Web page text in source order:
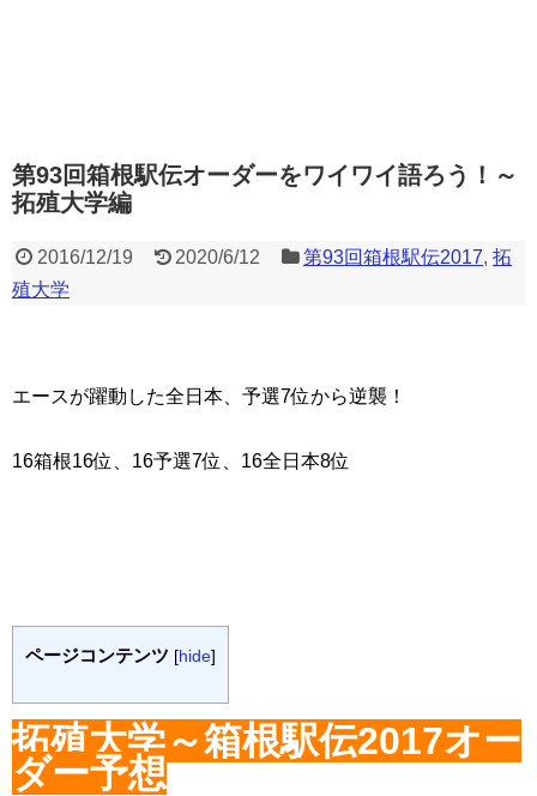
第93回箱根駅伝オーダーをワイワイ語ろう！～
拓殖大学編
2016/12/19 2020/6/12 第93回箱根駅伝2017,拓
殖大学
エースが躍動した全日本、予選7位から逆襲！
16箱根16位、16予選7位、16全日本8位
ページコンテンツ [hide]
拓殖大学～箱根駅伝2017オー
ダー予想